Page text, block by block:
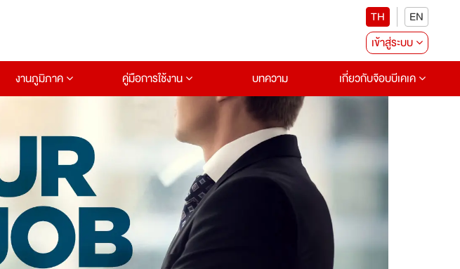
TH
EN
เข้าสู่ระบบ
งานภูมิภาค คู่มือการใช้งาน บทความ เกี่ยวกับจ๊อบบีเคเค